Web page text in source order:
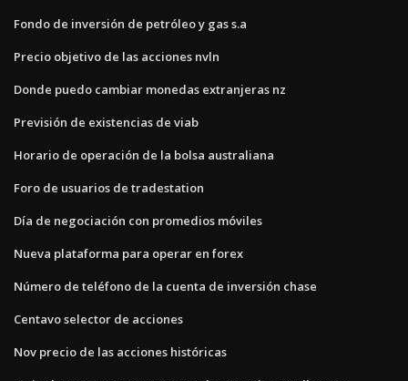
Fondo de inversión de petróleo y gas s.a
Precio objetivo de las acciones nvln
Donde puedo cambiar monedas extranjeras nz
Previsión de existencias de viab
Horario de operación de la bolsa australiana
Foro de usuarios de tradestation
Día de negociación con promedios móviles
Nueva plataforma para operar en forex
Número de teléfono de la cuenta de inversión chase
Centavo selector de acciones
Nov precio de las acciones históricas